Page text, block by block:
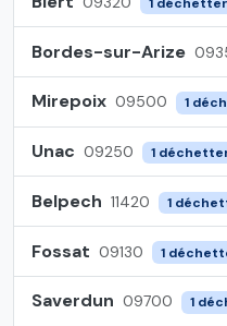
Bordes-sur-Arize
Mirepoix 09500 1
Unac 09250 1
Belpech 11420 1
Fossat 09130 1
Saverdun 09700 1